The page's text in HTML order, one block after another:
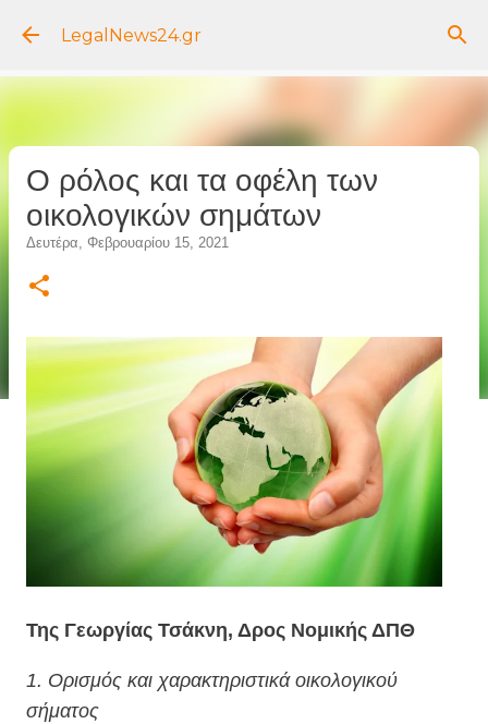
Μετάβαση στο κύριο περιεχόμενο
LegalNews24.gr
Ο ρόλος και τα οφέλη των
οικολογικών σημάτων
Δευτέρα, Φεβρουαρίου 15, 2021
Της Γεωργίας Τσάκνη, Δρος Νομικής ΔΠΘ
1. Ορισμός και χαρακτηριστικά οικολογικού
σήματος